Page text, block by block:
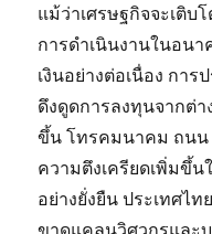
แม้ว่าเศรษฐกิจจะเติบ
การดำเนินงานในอน
เงินอย่างต่อเนื่อง กา
ดึงดูดการลงทุนจากต่า
ขึ้น โทรคมนาคม ถนน
ความตึงเครียดเพิ่มขึ้น
อย่างยั่งยืน ประเทศไ
ขาดแคลนวิศวกรและ